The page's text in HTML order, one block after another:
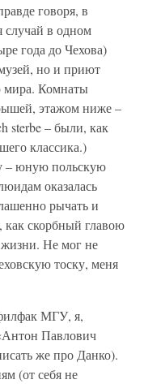
говоря, в
случай в одном
года до Чехова)
но и приют
мира. Комнаты
этажом ниже –
sterbe – были, как
классика.)
– юную польскую
оказалась
рычать и
как скорбный главою
Не мог не
тоску, меня
МГУ, я,
Павлович
же про Данко).
(от себя не